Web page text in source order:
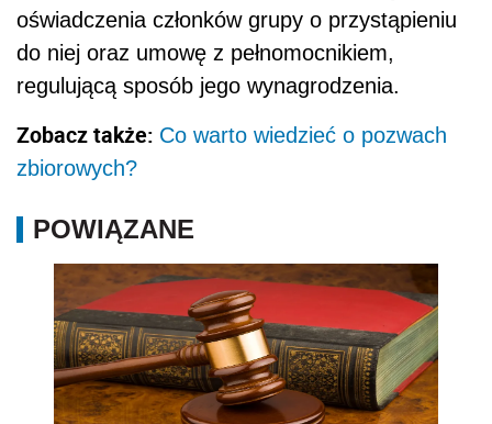
oświadczenia członków grupy o przystąpieniu
do niej oraz umowę z pełnomocnikiem,
regulującą sposób jego wynagrodzenia.
Zobacz także: Co warto wiedzieć o pozwach
zbiorowych?
POWIĄZANE